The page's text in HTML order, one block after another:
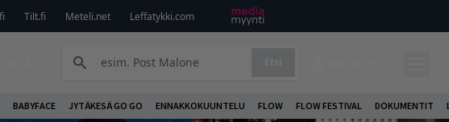
Tilt.fi Meteli.net Leffatykki.com
BABYFACE JYTÄKESÄ GO GO ENNAKKOKUUNTELU FLOW FLOW FESTIVAL DOKUMENTIT